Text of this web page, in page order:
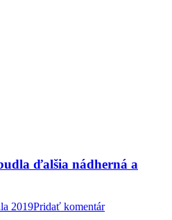
ďalšia nádherná a
2019Pridať komentár